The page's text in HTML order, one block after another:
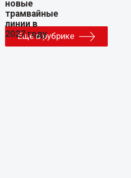
Еще в рубрике